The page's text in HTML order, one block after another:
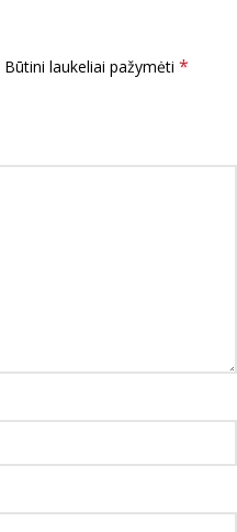
Būtini laukeliai pažymėti *